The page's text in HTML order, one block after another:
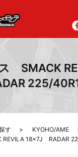
ス SMACK
225/
す
KYOHO/AME
REVILA 18×7J RADAR